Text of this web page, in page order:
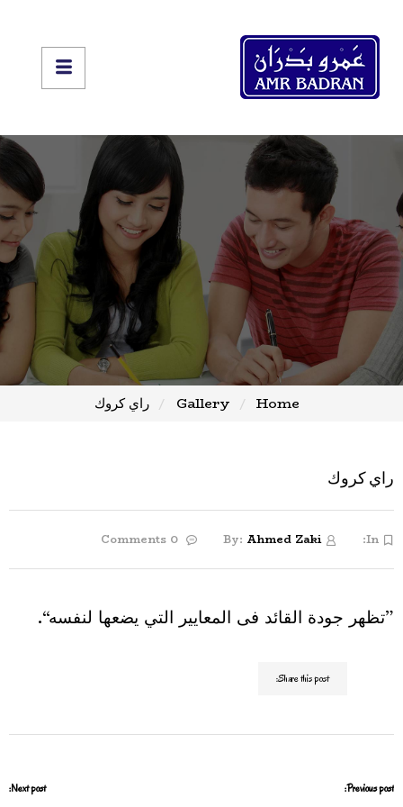
Home
Gallery راي كروك
راي كروك
In:
By: Ahmed Zaki
”تظهر جودة القائد فى المعايير التي يضعها لنفسه“.
Share this post:
Previous post:
Next post: